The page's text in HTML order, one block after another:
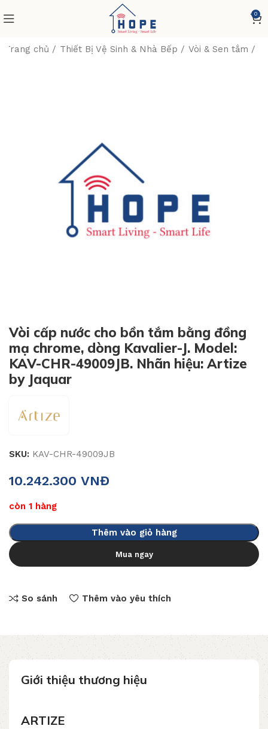
0
Trang chủ Thiết Bị Vệ Sinh & Nhà Bếp Vòi & Sen tắm
Vòi cấp nước cho bồn tắm bằng đồng
mạ chrome, dòng Kavalier-J. Model:
KAV-CHR-49009JB. Nhãn hiệu: Artize
by Jaquar
SKU: KAV-CHR-49009JB
10.242.300 VNĐ
còn 1 hàng
Thêm vào giỏ hàng
Mua ngay
So sánh Thêm vào yêu thích
Giới thiệu thương hiệu
ARTIZE